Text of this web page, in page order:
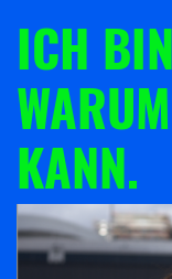
ICH
KANN.